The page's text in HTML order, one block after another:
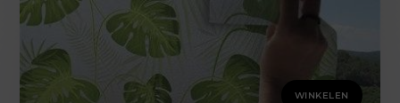
WINKELEN